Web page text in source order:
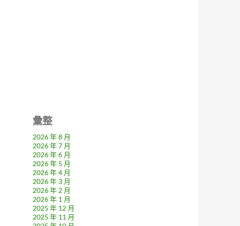
彙整
2026 年 8 月
2026 年 7 月
2026 年 6 月
2026 年 5 月
2026 年 4 月
2026 年 3 月
2026 年 2 月
2026 年 1 月
2025 年 12 月
2025 年 11 月